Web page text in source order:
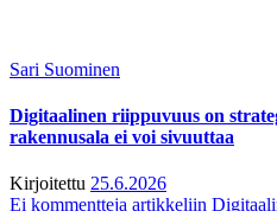
Sari Suominen
Digitaalinen riippuvuus on
rakennusala ei voi sivuuttaa
Kirjoitettu 25.6.2026
Ei kommentteja artikkeliin